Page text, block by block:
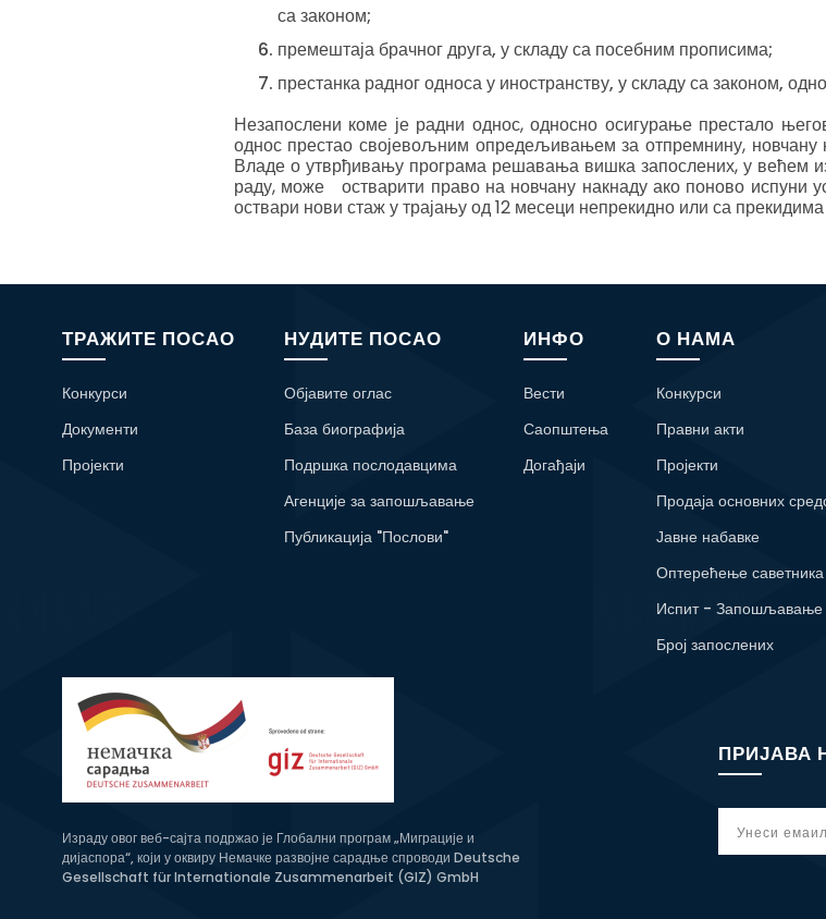
са законом;
премештаја брачног друга, у складу са посебним прописима;
престанка радног односа у иностранству, у складу са законом,
Незапослени коме је радни однос, односно осигурање престало
однос престао својевољним опредељивањем за отпремнину, новчану
Владе о утврђивању програма решавања вишка запослених, у већем
раду, може остварити право на новчану накнаду ако поново испуни
оствари нови стаж у трајању од 12 месеци непрекидно или са
ТРАЖИТЕ ПОСАО
Конкурси
Документи
Пројекти
НУДИТЕ ПОСАО
Објавите оглас
База биографија
Подршка послодавцима
Агенције за запошљавање
Публикација "Послови"
ИНФО
Вести
Саопштења
Догађаји
О НАМА
Конкурси
Правни акти
Пројекти
Продаја основних
Јавне набавке
Оптерећење саветника
Испит - Запошљавање
Број запослених
Израду овог веб-сајта подржао је Глобални програм „Миграције и
дијаспора“, који у оквиру Немачке развојне сарадње спроводи Deutsche
Gesellschaft für Internationale Zusammenarbeit (GIZ) GmbH
ПРИЈАВА